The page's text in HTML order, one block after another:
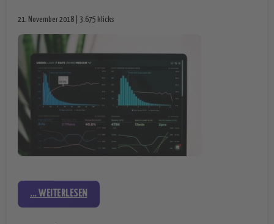
21. November 2018 | 3.675 klicks
... WEITERLESEN